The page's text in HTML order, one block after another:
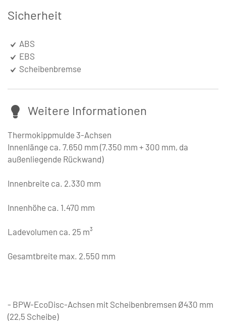
Sicherheit
ABS
EBS
Scheibenbremse
Weitere Informationen
Thermokippmulde 3-Achsen
Innenlänge ca. 7.650 mm (7.350 mm + 300 mm, da
außenliegende Rückwand)
Innenbreite ca. 2.330 mm
Innenhöhe ca. 1.470 mm
Ladevolumen ca. 25 m³
Gesamtbreite max. 2.550 mm
- BPW-EcoDisc-Achsen mit Scheibenbremsen Ø430 mm
(22,5 Scheibe)